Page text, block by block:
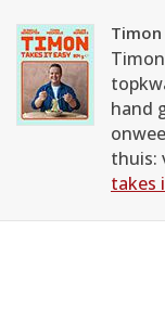
hand
thuis:
takes